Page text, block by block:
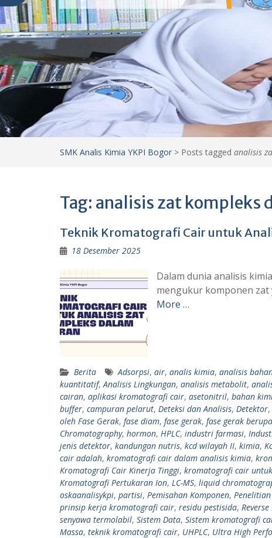
SMK Analis Kimia YKPI Bogor > Posts tagged analisis
Tag: analisis zat kompleks
Teknik Kromatografi Cair untuk
18 Desember 2025
Dalam dunia analisis
mengukur komponen
More …
Berita Adsorpsi, air, analis kimia, analisis
kuantitatif, Analisis Lingkungan, analisis metabolit,
cairan, aplikasi kromatografi cair, asetonitril, bahan
buffer, campuran pelarut, Deteksi dan Analisis, Detektor,
oleh Fase Gerak, fase diam, fase gerak, fase gerak
Chromatography, hormon, HPLC, industri farmasi,
jenis detektor, kandungan nutris, kcd wilayah II, kimia,
cair adalah, kromatografi cair dalam analisis kimia,
Kromatografi Cair Kinerja Tinggi, kromatografi cair
Kromatografi Pertukaran Ion, LC-MS, liquid
oskaanalisykpi, partisi, Pemisahan Komponen,
prinsip kerja kromatografi cair, residu pestisida,
senyawa termolabil, Sistem Data, Sistem kromatografi
Massa, teknik kromatografi cair, UHPLC, Ultra High